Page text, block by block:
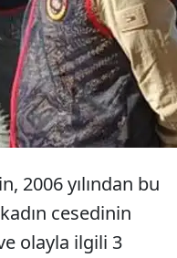
2006 yılından bu
cesedinin
olayla ilgili 3